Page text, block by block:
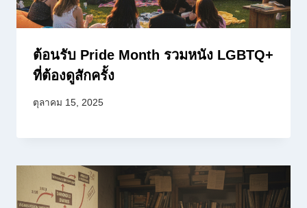
ต้อนรับ Pride Month รวมหนัง LGBTQ+
ที่ต้องดูสักครั้ง
ตุลาคม 15, 2025